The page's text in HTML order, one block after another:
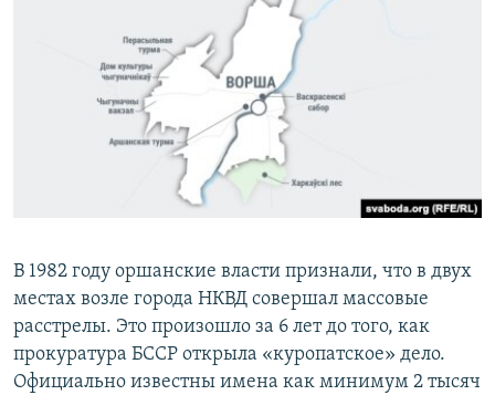
В 1982 году оршанские власти признали, что в двух
местах возле города НКВД совершал массовые
расстрелы. Это произошло за 6 лет до того, как
прокуратура БССР открыла «куропатское» дело.
Официально известны имена как минимум 2 тысяч